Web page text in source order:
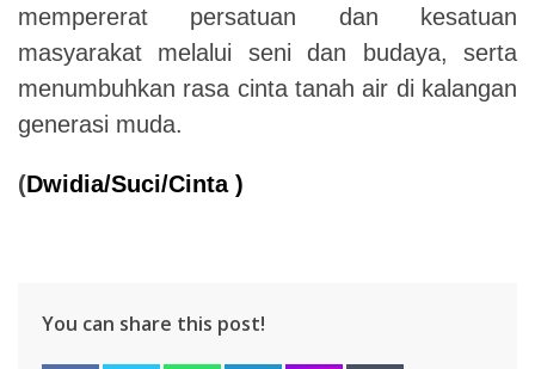
mempererat persatuan dan kesatuan
masyarakat melalui seni dan budaya, serta
menumbuhkan rasa cinta tanah air di kalangan
generasi muda.
(Dwidia/Suci/Cinta )
You can share this post!